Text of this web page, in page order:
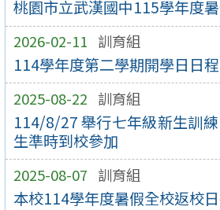
桃園市立武漢國中115學年度
2026-02-11 訓育組
114學年度第二學期開學日日程
2025-08-22 訓育組
114/8/27 舉行七年級新生訓
生準時到校參加
2025-08-07 訓育組
本校114學年度暑假全校返校